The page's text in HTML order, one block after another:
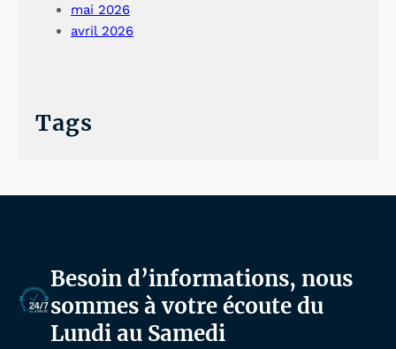
mai 2026
avril 2026
Tags
Besoin d’informations, nous
sommes à votre écoute du
Lundi au Samedi